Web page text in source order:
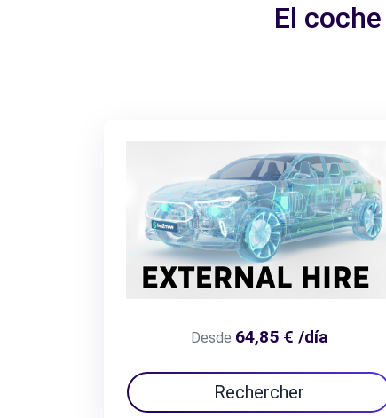
El
Desde 64,85 € /día
Rechercher